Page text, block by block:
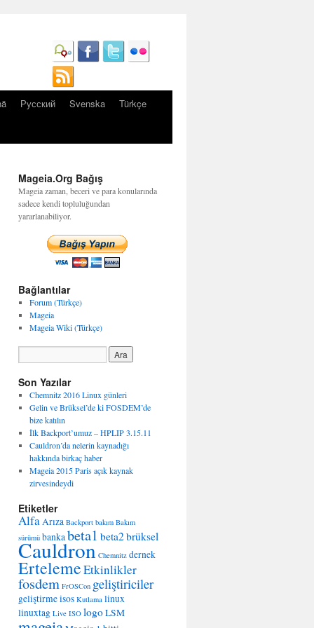
Русский Svenska Türkçe
Mageia.Org Bağış
Mageia zaman, beceri ve para konularında
sadece kendi topluluğundan
yararlanabiliyor.
Bağlantılar
Forum (Türkçe)
Mageia
Mageia Wiki (Türkçe)
Son Yazılar
Chemnitz 2016 Linux günleri
Gelin ve Brüksel’de ki FOSDEM’de
bize katılın
İlk Backport’umuz – HPLIP 3.15.11
Cauldron’da nelerin kaynadığı
hakkında birkaç haber
Mageia 2015 Paris açık kaynak
zirvesindeydi
Etiketler
AlfaArıza Backport bakım Bakım
sürümü bankabeta1 beta2brüksel
Cauldron Chemnitz dernek
ErtelemeEtkinlikler
fosdem FrOSCon geliştiriciler
geliştirmeisos Kutlama linux
linuxtag Live ISO logoLSM